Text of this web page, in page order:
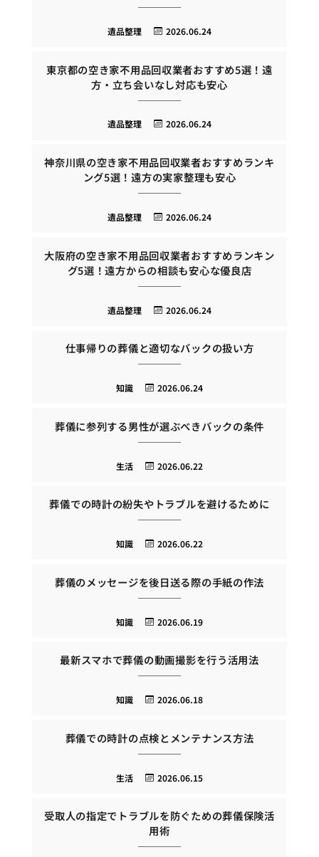
2026.06.24
遺品整理
東京都の空き家不用品回収業者おすすめ5選！遠
方・立ち会いなし対応も安心
2026.06.24
遺品整理
神奈川県の空き家不用品回収業者おすすめランキ
ング5選！遠方の実家整理も安心
2026.06.24
遺品整理
大阪府の空き家不用品回収業者おすすめランキン
グ5選！遠方からの相談も安心な優良店
2026.06.24
遺品整理
仕事帰りの葬儀と適切なバックの扱い方
2026.06.24
知識
葬儀に参列する男性が選ぶべきバックの条件
2026.06.22
生活
葬儀での時計の紛失やトラブルを避けるために
2026.06.22
知識
葬儀のメッセージを後日送る際の手紙の作法
2026.06.19
知識
最新スマホで葬儀の動画撮影を行う活用法
2026.06.18
知識
葬儀での時計の点検とメンテナンス方法
2026.06.15
生活
受取人の指定でトラブルを防ぐための葬儀保険活
用術